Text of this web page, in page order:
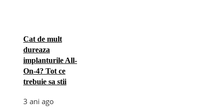
Cat de mult
dureaza
implanturile All-
On-4? Tot ce
trebuie sa stii
3 ani ago